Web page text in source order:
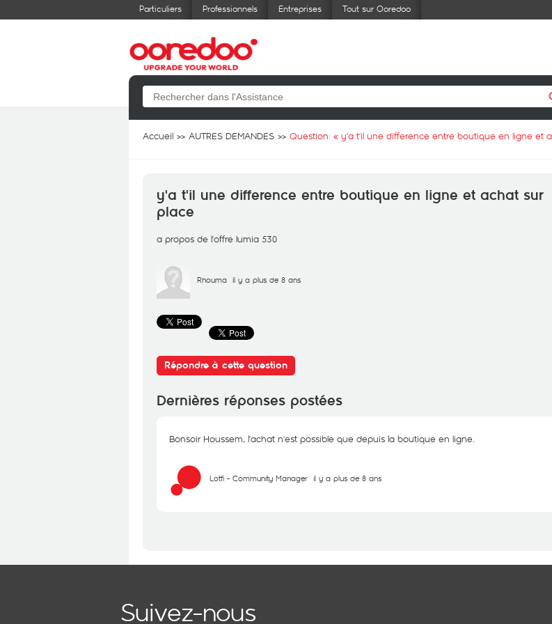
Particuliers Professionnels Entreprises Tout sur Ooredoo
Accueil AUTRES DEMANDES Question: « y'a t'il une difference entre boutique en ligne et
y'a t'il une difference entre boutique en ligne et achat sur
place
a propos de l'offre lumia 530
Rhouma il y a plus de 8 ans
Répondre à cette question
Dernières réponses postées
Bonsoir Houssem, l'achat n'est possible que depuis la boutique en ligne.
Lotfi - Community Manager il y a plus de 8 ans
Suivez-nous